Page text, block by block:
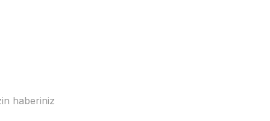
haberiniz